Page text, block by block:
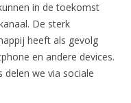
in de toekomst
De sterk
heeft als gevolg
en andere devices.
delen we via sociale